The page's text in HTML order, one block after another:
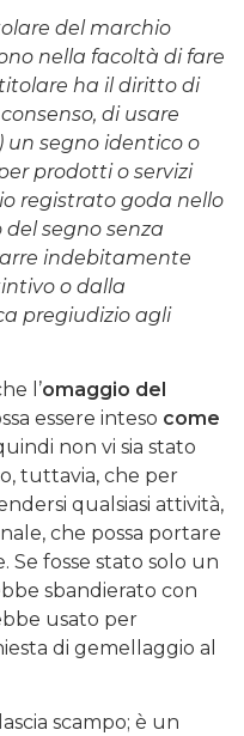
del marchio
nella facoltà di fare
ha il diritto di
di usare
un segno identico o
prodotti o servizi
registrato goda nello
del segno senza
indebitamente
o dalla
pregiudizio agli
l’omaggio del
essere inteso come
non vi sia stato
tuttavia, che per
qualsiasi attività,
che possa portare
fosse stato solo un
sbandierato con
usato per
di gemellaggio al
scampo; è un